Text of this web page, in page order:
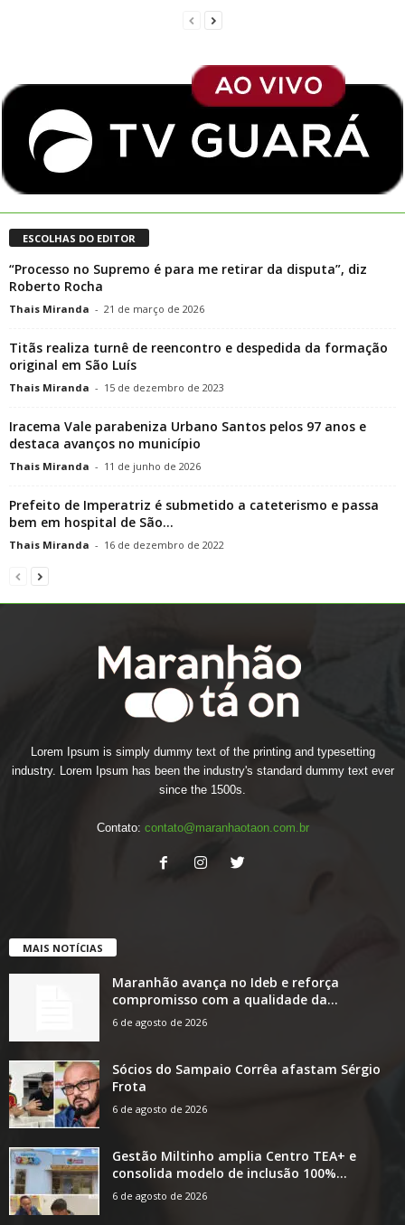
ESCOLHAS DO EDITOR
“Processo no Supremo é para me retirar da disputa”, diz
Roberto Rocha
Thais Miranda - 21 de março de 2026
Titãs realiza turnê de reencontro e despedida da formação
original em São Luís
Thais Miranda - 15 de dezembro de 2023
Iracema Vale parabeniza Urbano Santos pelos 97 anos e
destaca avanços no município
Thais Miranda - 11 de junho de 2026
Prefeito de Imperatriz é submetido a cateterismo e passa
bem em hospital de São...
Thais Miranda - 16 de dezembro de 2022
Lorem Ipsum is simply dummy text of the printing and typesetting
industry. Lorem Ipsum has been the industry's standard dummy text ever
since the 1500s.
Contato: contato@maranhaotaon.com.br
MAIS NOTÍCIAS
Maranhão avança no Ideb e reforça
compromisso com a qualidade da...
6 de agosto de 2026
Sócios do Sampaio Corrêa afastam Sérgio
Frota
6 de agosto de 2026
Gestão Miltinho amplia Centro TEA+ e
consolida modelo de inclusão 100%...
6 de agosto de 2026